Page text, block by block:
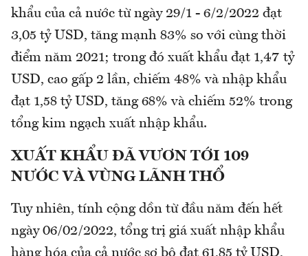
khẩu của cả nước từ ngày 29/1 - 6/2/2022 đạt
3,05 tỷ USD, tăng mạnh 83% so với cùng thời
điểm năm 2021; trong đó xuất khẩu đạt 1,47 tỷ
USD, cao gấp 2 lần, chiếm 48% và nhập khẩu
đạt 1,58 tỷ USD, tăng 68% và chiếm 52% trong
tổng kim ngạch xuất nhập khẩu.
XUẤT KHẨU ĐÃ VƯƠN TỚI 109
NƯỚC VÀ VÙNG LÃNH THỔ
Tuy nhiên, tính cộng dồn từ đầu năm đến hết
ngày 06/02/2022, tổng trị giá xuất nhập khẩu
hàng hóa của cả nước sơ bộ đạt 61,85 tỷ USD,